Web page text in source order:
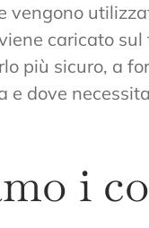
vengono
caricato
più sicuro, a
e dove
i